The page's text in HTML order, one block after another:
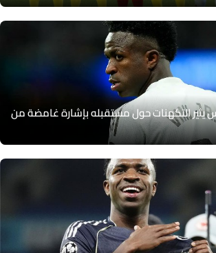
التكهنات حول مستقبله بإشارة غامضة من